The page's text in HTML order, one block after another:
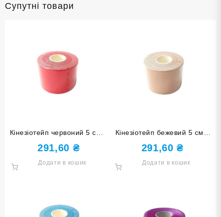
Супутні товари
Кінезіотейп червоний 5 см х
5 м HWL505-Red
291,60 ₴
Додати в кошик
Кінезіотейп бежевий 5 см х
5 м HWL505-Beige
291,60₴
Додати в кошик